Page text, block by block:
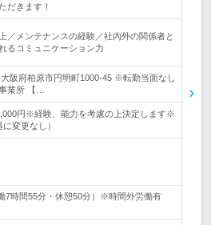
だきます！
／メンテナンスの経験／社内外の関係者と
るコミュニケーション力
阪府柏原市円明町1000-45 ※転勤当面なし
業所 【…
円※経験、能力を考慮の上決定します※
変更なし）
7時間55分・休憩50分）※時間外労働有